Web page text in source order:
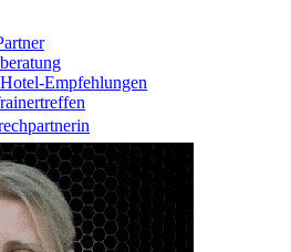
Empfehlungen